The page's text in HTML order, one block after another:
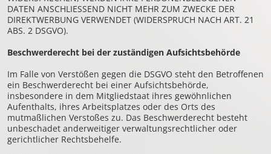
DATEN ANSCHLIESSEND NICHT MEHR ZUM ZWECKE DER
DIREKTWERBUNG VERWENDET (WIDERSPRUCH NACH ART. 21
ABS. 2 DSGVO).
Beschwerde­recht bei der zuständigen Aufsichts­behörde
Im Falle von Verstößen gegen die DSGVO steht den Betroffenen
ein Beschwerderecht bei einer Aufsichtsbehörde,
insbesondere in dem Mitgliedstaat ihres gewöhnlichen
Aufenthalts, ihres Arbeitsplatzes oder des Orts des
mutmaßlichen Verstoßes zu. Das Beschwerderecht besteht
unbeschadet anderweitiger verwaltungsrechtlicher oder
gerichtlicher Rechtsbehelfe.